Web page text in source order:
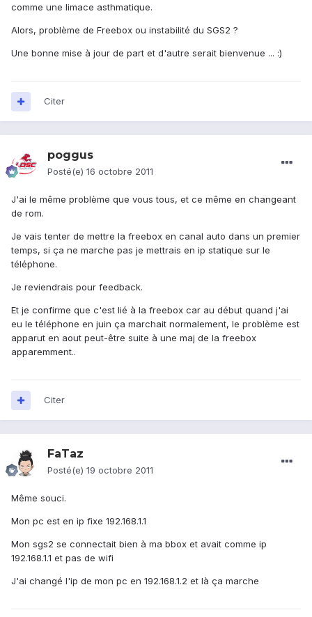
comme une limace asthmatique.
Alors, problème de Freebox ou instabilité du SGS2 ?
Une bonne mise à jour de part et d'autre serait bienvenue ... :)
Citer
poggus
Posté(e) 16 octobre 2011
J'ai le même problème que vous tous, et ce même en changeant
de rom.
Je vais tenter de mettre la freebox en canal auto dans un premier
temps, si ça ne marche pas je mettrais en ip statique sur le
téléphone.
Je reviendrais pour feedback.
Et je confirme que c'est lié à la freebox car au début quand j'ai
eu le téléphone en juin ça marchait normalement, le problème est
apparut en aout peut-être suite à une maj de la freebox
apparemment..
Citer
FaTaz
Posté(e) 19 octobre 2011
Même souci.
Mon pc est en ip fixe 192.168.1.1
Mon sgs2 se connectait bien à ma bbox et avait comme ip
192.168.1.1 et pas de wifi
J'ai changé l'ip de mon pc en 192.168.1.2 et là ça marche